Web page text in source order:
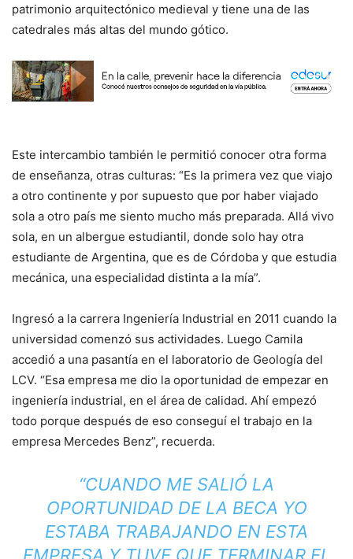
patrimonio arquitectónico medieval y tiene una de las
catedrales más altas del mundo gótico.
Este intercambio también le permitió conocer otra forma
de enseñanza, otras culturas: “Es la primera vez que viajo
a otro continente y por supuesto que por haber viajado
sola a otro país me siento mucho más preparada. Allá vivo
sola, en un albergue estudiantil, donde solo hay otra
estudiante de Argentina, que es de Córdoba y que estudia
mecánica, una especialidad distinta a la mía”.
Ingresó a la carrera Ingeniería Industrial en 2011 cuando la
universidad comenzó sus actividades. Luego Camila
accedió a una pasantía en el laboratorio de Geología del
LCV. “Esa empresa me dio la oportunidad de empezar en
ingeniería industrial, en el área de calidad. Ahí empezó
todo porque después de eso conseguí el trabajo en la
empresa Mercedes Benz”, recuerda.
“CUANDO ME SALIÓ LA
OPORTUNIDAD DE LA BECA YO
ESTABA TRABAJANDO EN ESTA
EMPRESA Y TUVE QUE TERMINAR EL